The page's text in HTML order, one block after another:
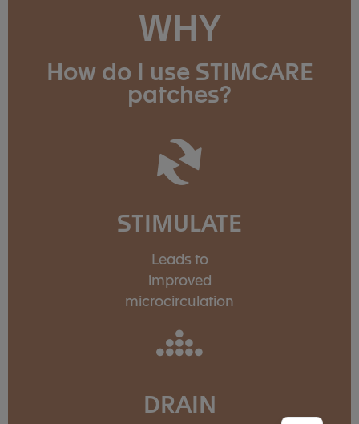
WHY
How do I use STIMCARE
patches?
STIMULATE
Leads to
improved
microcirculation
DRAIN